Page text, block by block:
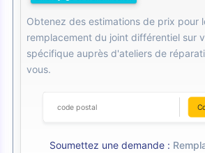
Obtenez des estimations de prix pour
remplacement du joint différentiel sur
spécifique auprès d'ateliers de
vous.
Soumettez une demande :